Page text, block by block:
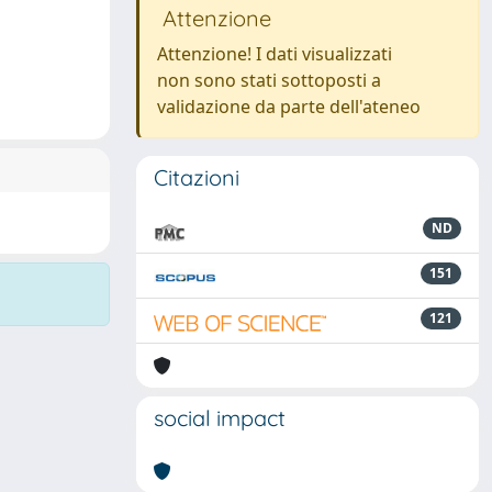
Attenzione
Attenzione! I dati visualizzati
non sono stati sottoposti a
validazione da parte dell'ateneo
Citazioni
ND
151
121
social impact